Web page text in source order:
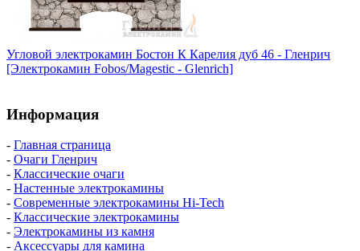
Угловой электрокамин Бостон К Карелия дуб 46 - Гленрич
[Электрокамин Fobos/Magestic - Glenrich]
Информация
- Главная страница
- Очаги Гленрич
- Классические очаги
- Настенные электрокамины
- Современные электрокамины Hi-Tech
- Классические электрокамины
- Электрокамины из камня
- Аксессуары для камина